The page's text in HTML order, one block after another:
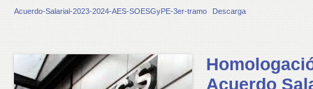
Acuerdo-Salarial-2023-2024-AES-SOESGyPE-3er-tramo Descarga
Acuerdo